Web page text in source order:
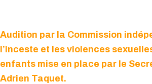
Audition par la Commission
l’inceste et les violences
enfants mise en place par le
Adrien Taquet.